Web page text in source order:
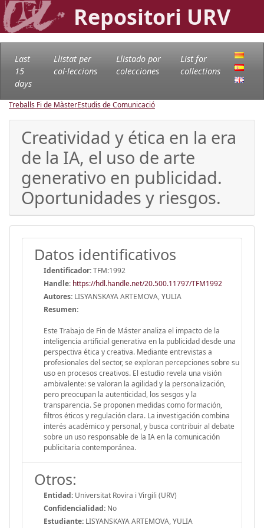
Repositori URV
Last
15
days
Llistat per
col·leccions
Llistado por
colecciones
List for
collections
Treballs Fi de MàsterEstudis de Comunicació
Creatividad y ética en la era
de la IA, el uso de arte
generativo en publicidad.
Oportunidades y riesgos.
Datos identificativos
Identificador:TFM:1992
Handle: https://hdl.handle.net/20.500.11797/TFM1992
Autores: LISYANSKAYA ARTEMOVA, YULIA
Resumen:
Este Trabajo de Fin de Máster analiza el impacto de la
inteligencia artificial generativa en la publicidad desde una
perspectiva ética y creativa. Mediante entrevistas a
profesionales del sector, se exploran percepciones sobre su
uso en procesos creativos. El estudio revela una visión
ambivalente: se valoran la agilidad y la personalización,
pero preocupan la autenticidad, los sesgos y la
transparencia. Se proponen medidas como formación,
filtros éticos y regulación clara. La investigación combina
interés académico y personal, y busca contribuir al debate
sobre un uso responsable de la IA en la comunicación
publicitaria contemporánea.
Otros:
Entidad: Universitat Rovira i Virgili (URV)
Confidencialidad: No
Estudiante: LISYANSKAYA ARTEMOVA, YULIA